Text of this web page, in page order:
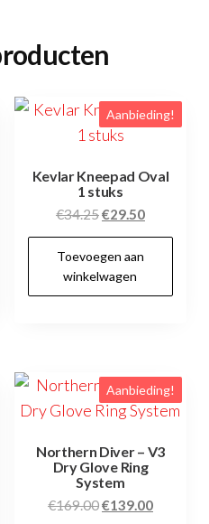
Aanbieding!
Kevlar Kneepad Oval
1 stuks
€34.25Oorspronkelijke
prijs
was:
€34.25.
€29.50Huidige
prijs
Toevoegen aan
winkelwagen
Aanbieding!
Northern Diver – V3
Dry Glove Ring
System
€169.00Oorspronkelijke
€139.00Huidige